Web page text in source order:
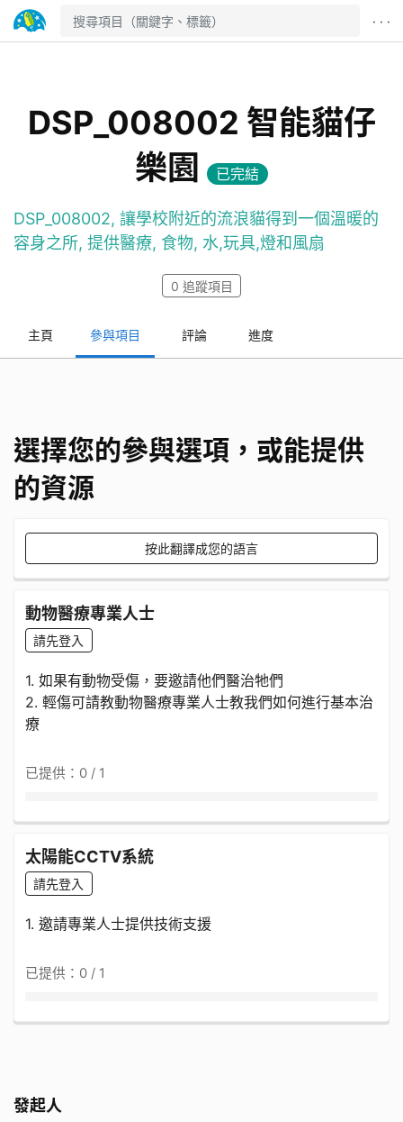
· · ·
DSP_008002 智能貓仔
樂園 已完結
DSP_008002, 讓學校附近的流浪貓得到一個溫暖的
容身之所, 提供醫療, 食物, 水,玩具,燈和風扇
0 追蹤項目
主頁 參與項目 評論 進度
選擇您的參與選項，或能提供
的資源
按此翻譯成您的語言
動物醫療專業人士
請先登入
1. 如果有動物受傷，要邀請他們醫治牠們
2. 輕傷可請教動物醫療專業人士教我們如何進行基本治
療
已提供：0 / 1
太陽能CCTV系統
請先登入
1. 邀請專業人士提供技術支援
已提供：0 / 1
發起人